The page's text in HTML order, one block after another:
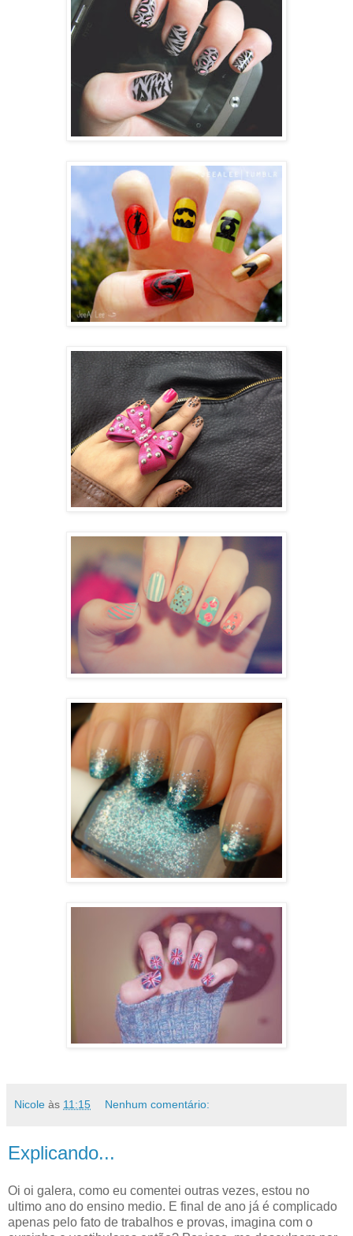
Nicole às 11:15 Nenhum comentário:
Explicando...
Oi oi galera, como eu comentei outras vezes, estou no
ultimo ano do ensino medio. E final de ano já é complicado
apenas pelo fato de trabalhos e provas, imagina com o